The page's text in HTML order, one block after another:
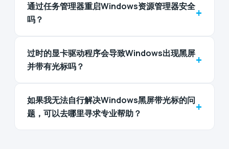
通过任务管理器重启Windows资源管理器安全
吗？
+
过时的显卡驱动程序会导致Windows出现黑屏
并带有光标吗？
+
如果我无法自行解决Windows黑屏带光标的问
题，可以去哪里寻求专业帮助？
+